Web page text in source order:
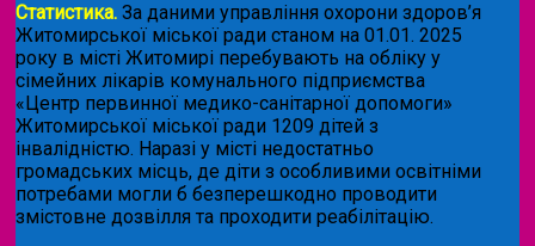
Статистика. За даними управління охорони здоров’я
Житомирської міської ради станом на 01.01. 2025
року в місті Житомирі перебувають на обліку у
сімейних лікарів комунального підприємства
«Центр первинної медико-санітарної допомоги»
Житомирської міської ради 1209 дітей з
інвалідністю. Наразі у місті недостатньо
громадських місць, де діти з особливими освітніми
потребами могли б безперешкодно проводити
змістовне дозвілля та проходити реабілітацію.